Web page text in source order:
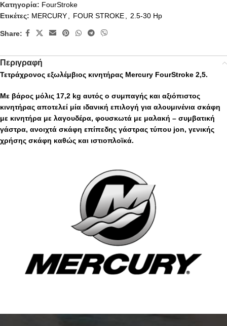
Κατηγορία: FourStroke
Ετικέτες: MERCURY, FOUR STROKE, 2.5-30 Hp
Share:
Περιγραφή
Τετράχρονος εξωλέμβιος κινητήρας Mercury FourStroke 2,5.
Με βάρος μόλις 17,2 kg αυτός ο συμπαγής και αξιόπιστος
κινητήρας αποτελεί μία ιδανική επιλογή για αλουμινένια σκάφη
με κινητήρα με λαγουδέρα, φουσκωτά με μαλακή – συμβατική
γάστρα, ανοιχτά σκάφη επίπεδης γάστρας τύπου jon, γενικής
χρήσης σκάφη καθώς και ιστιοπλοϊκά.